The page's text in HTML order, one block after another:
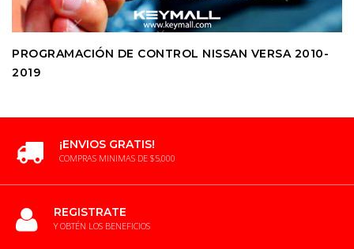
PROGRAMACIÓN DE CONTROL NISSAN VERSA 2010-
2019
¡ENVIOS GRATIS!
COMPRAS MINIMAS DE $5,000
REGISTRATE
Y OBTÉN LOS BENEFICIOS